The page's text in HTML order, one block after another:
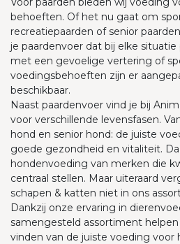
behoeften. Of het nu gaat om
recreatiepaarden of senior
je paardenvoer dat bij elke
met een gevoelige vertering of
voedingsbehoeften zijn er
beschikbaar.
Naast paardenvoer vind je bij
voor verschillende levensfasen.
hond en senior hond: de juiste
goede gezondheid en vitaliteit.
hondenvoeding van merken die
centraal stellen. Maar uiteraard
schapen & katten niet in ons
Dankzij onze ervaring in
samengesteld assortiment
vinden van de juiste voeding voor